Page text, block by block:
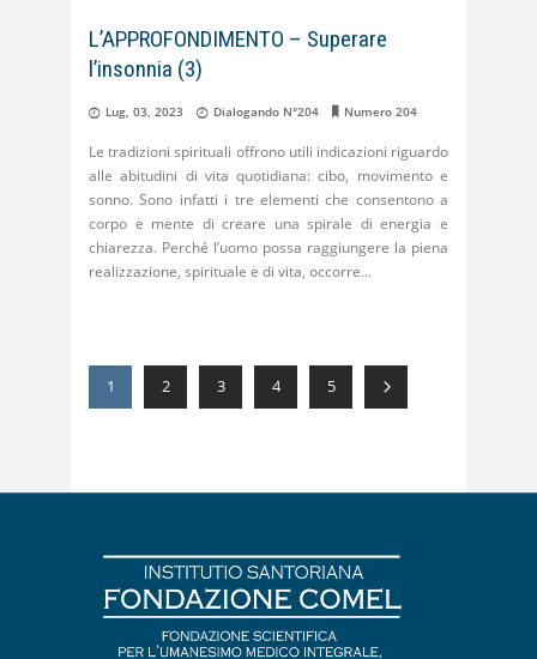
L’APPROFONDIMENTO – Superare
l’insonnia (3)
Lug, 03, 2023 Dialogando N°204 Numero 204
Le tradizioni spirituali offrono utili indicazioni riguardo
alle abitudini di vita quotidiana: cibo, movimento e
sonno. Sono infatti i tre elementi che consentono a
corpo e mente di creare una spirale di energia e
chiarezza. Perché l’uomo possa raggiungere la piena
realizzazione, spirituale e di vita, occorre
1 2 3 4 5